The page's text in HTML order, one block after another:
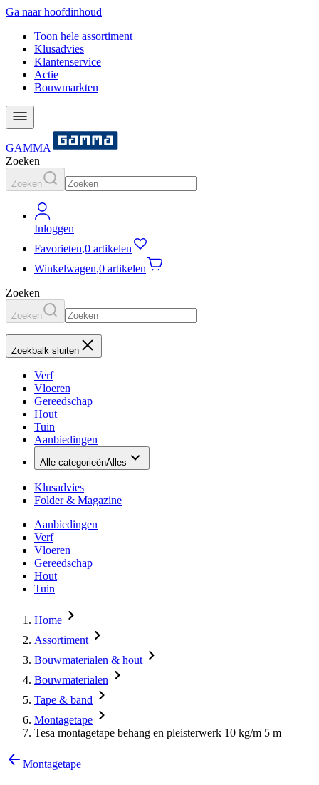
Ga naar hoofdinhoud
Toon hele assortiment
Klusadvies
Klantenservice
Actie
Bouwmarkten
GAMMA
Zoeken
Zoeken
Inloggen
Favorieten,0 artikelen
Winkelwagen,0 artikelen
Zoeken
Zoeken
Zoekbalk sluiten
Verf
Vloeren
Gereedschap
Hout
Tuin
Aanbiedingen
Alle categorieënAlles
Klusadvies
Folder & Magazine
Aanbiedingen
Verf
Vloeren
Gereedschap
Hout
Tuin
Home
Assortiment
Bouwmaterialen & hout
Bouwmaterialen
Tape & band
Montagetape
Tesa montagetape behang en pleisterwerk 10 kg/m 5 m
Montagetape